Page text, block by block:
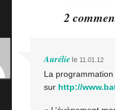
2
Auréliele 11.01.12
La
sur http://